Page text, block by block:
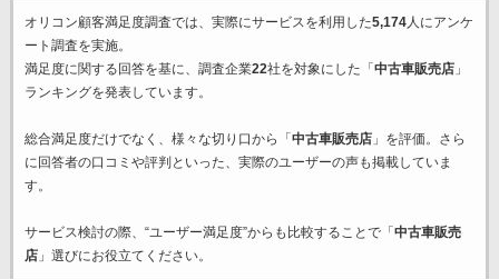
オリコン顧客満足度調査では、実際にサービスを利用した5,174人にアンケ
ート調査を実施。
満足度に関する回答を基に、調査企業22社を対象にした「 中古車販売店」
ランキングを発表しています。
総合満足度だけでなく、様々な切り口から「 中古車販売店」を評価。さら
に回答者の口コミや評判といった、実際のユーザーの声も掲載していま
す。
サービス検討の際、“ユーザー満足度”からも比較することで「 中古車販売
店」選びにお役立てください。